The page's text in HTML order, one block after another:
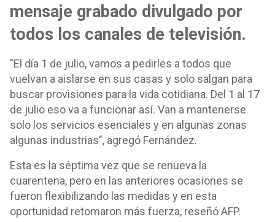
mensaje grabado divulgado por
todos los canales de televisión.
"El día 1 de julio, vamos a pedirles a todos que
vuelvan a aislarse en sus casas y solo salgan para
buscar provisiones para la vida cotidiana. Del 1 al 17
de julio eso va a funcionar así. Van a mantenerse
solo los servicios esenciales y en algunas zonas
algunas industrias", agregó Fernández.
Esta es la séptima vez que se renueva la
cuarentena, pero en las anteriores ocasiones se
fueron flexibilizando las medidas y en esta
oportunidad retomaron más fuerza, reseñó AFP.